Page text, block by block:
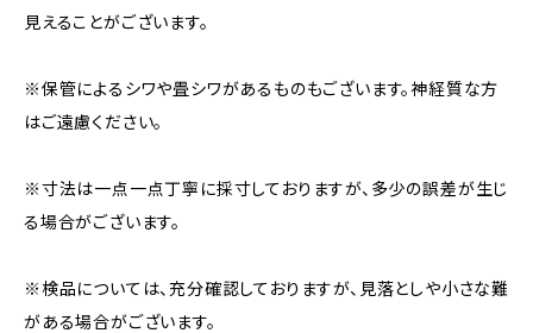
見えることがございます。
※保管によるシワや畳シワがあるものもございます。神経質な方
はご遠慮ください。
※寸法は一点一点丁寧に採寸しておりますが、多少の誤差が生じ
る場合がございます。
※検品については、充分確認しておりますが、見落としや小さな難
がある場合がございます。